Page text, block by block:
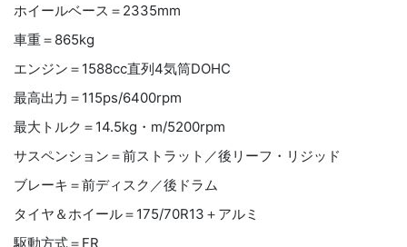
ホイールベース＝2335mm
車重＝865kg
エンジン＝1588cc直列4気筒DOHC
最高出力＝115ps/6400rpm
最大トルク＝14.5kg・m/5200rpm
サスペンション＝前ストラット／後リーフ・リジッド
ブレーキ＝前ディスク／後ドラム
タイヤ＆ホイール＝175/70R13＋アルミ
駆動方式＝FR